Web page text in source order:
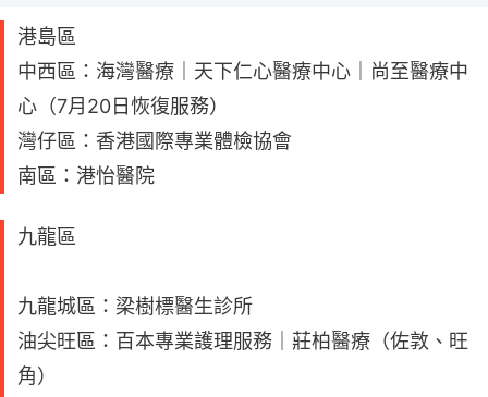
港島區
中西區：海灣醫療｜天下仁心醫療中心｜尚至醫療中
心（7月20日恢復服務）
灣仔區：香港國際專業體檢協會
南區：港怡醫院
九龍區
九龍城區：梁樹標醫生診所
油尖旺區：百本專業護理服務｜莊柏醫療（佐敦、旺
角）